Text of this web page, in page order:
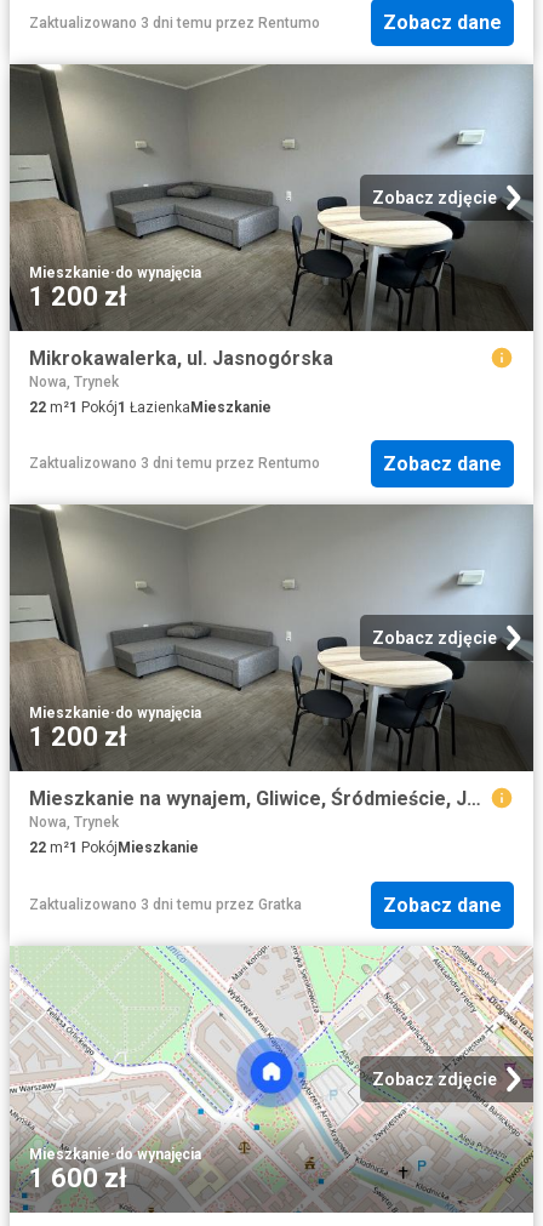
Zaktualizowano 3 dni temu przez Rentumo Zobacz dane
Zobacz zdjęcie
Mieszkanie·do wynajęcia
1 200 zł
Mikrokawalerka, ul. Jasnogórska
Nowa, Trynek
22 m²1 Pokój1 ŁazienkaMieszkanie
Zaktualizowano 3 dni temu przez Rentumo Zobacz dane
Zobacz zdjęcie
Mieszkanie·do wynajęcia
1 200 zł
Mieszkanie na wynajem, Gliwice, Śródmieście, Jasnogórska
Nowa, Trynek
22 m²1 Pokój Mieszkanie
Zaktualizowano 3 dni temu przez Gratka Zobacz dane
Zobacz zdjęcie
Mieszkanie·do wynajęcia
1 600 zł